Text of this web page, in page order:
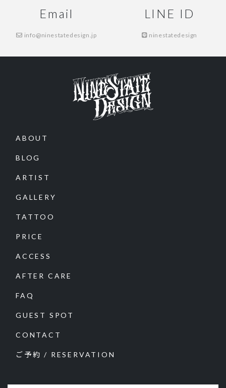
Email
info@ninestatedesign.jp
LINE ID
ninestatedesign
ABOUT
BLOG
ARTIST
GALLERY
TATTOO
PRICE
ACCESS
AFTER CARE
FAQ
GUEST SPOT
CONTACT
ご予約 / RESERVATION